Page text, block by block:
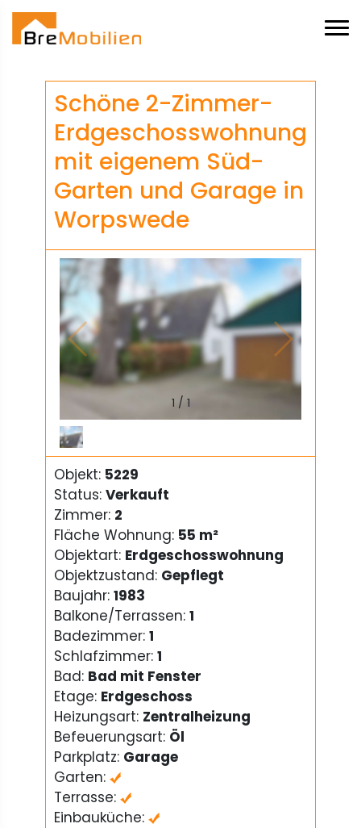
Schöne 2-Zimmer-
Erdgeschosswohnung
mit eigenem Süd-
Garten und Garage in
Worpswede
1 / 1
Objekt: 5229
Status: Verkauft
Zimmer: 2
Fläche Wohnung: 55 m²
Objektart: Erdgeschosswohnung
Objektzustand: Gepflegt
Baujahr: 1983
Balkone/Terrassen: 1
Badezimmer: 1
Schlafzimmer: 1
Bad: Bad mit Fenster
Etage: Erdgeschoss
Heizungsart: Zentralheizung
Befeuerungsart: Öl
Parkplatz: Garage
Garten:
Terrasse:
Einbauküche: